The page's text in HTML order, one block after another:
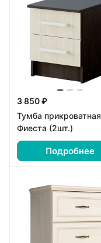
3 850 ₽
Тумба прикроватная
Фиеста (2шт.)
Подробнее